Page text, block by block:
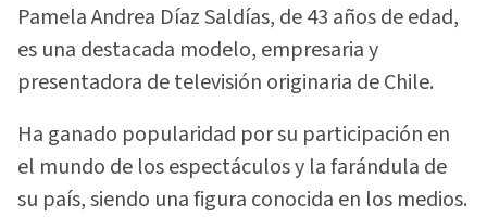
Pamela Andrea Díaz Saldías, de 43 años de edad,
es una destacada modelo, empresaria y
presentadora de televisión originaria de Chile.
Ha ganado popularidad por su participación en
el mundo de los espectáculos y la farándula de
su país, siendo una figura conocida en los medios.